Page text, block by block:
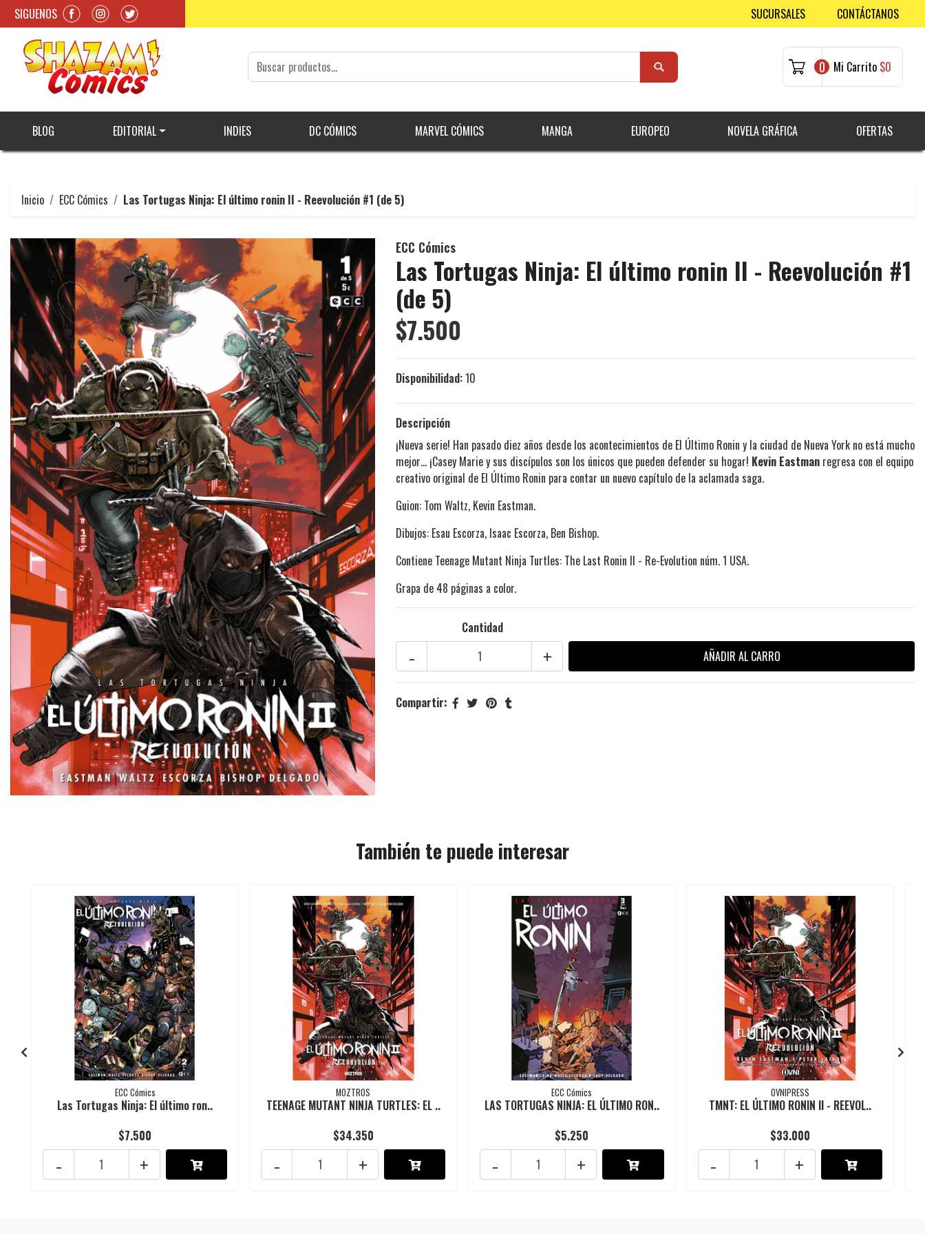
SIGUENOS SUCURSALES CONTÁCTANOS
0 Mi Carrito $0
BLOG EDITORIAL INDIES DC CÓMICS MARVEL CÓMICS MANGA EUROPEO NOVELA GRÁFICA OFERTAS
Inicio ECC Cómics Las Tortugas Ninja: El último ronin II - Reevolución #1 (de 5)
ECC Cómics
Las Tortugas Ninja: El último ronin II - Reevolución #1
(de 5)
$7.500
Disponibilidad:10
Descripción
¡Nueva serie! Han pasado diez años desde los acontecimientos de El Último Ronin y la ciudad de Nueva York no está mucho
mejor… ¡Casey Marie y sus discípulos son los únicos que pueden defender su hogar! Kevin Eastman regresa con el equipo
creativo original de El Último Ronin para contar un nuevo capítulo de la aclamada saga.
Guion: Tom Waltz, Kevin Eastman.
Dibujos: Esau Escorza, Isaac Escorza, Ben Bishop.
Contiene Teenage Mutant Ninja Turtles: The Last Ronin II - Re-Evolution núm. 1 USA.
Grapa de 48 páginas a color.
Cantidad
+
-
Compartir:
También te puede interesar
ECC Cómics
Las Tortugas Ninja: El último ron..
$7.500
+
-
MOZTROS
TEENAGE MUTANT NINJA TURTLES: EL ..
$34.350
+
-
ECC Cómics
LAS TORTUGAS NINJA: EL ÚLTIMO RON..
$5.250
+
-
OVNIPRESS
TMNT: EL ÚLTIMO RONIN II - REEVOL..
$33.000
+
-